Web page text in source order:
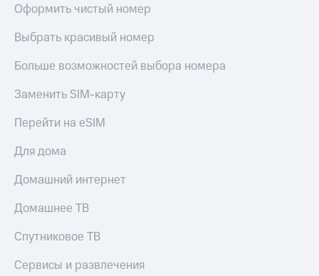
Оформить чистый номер
Выбрать красивый номер
Больше возможностей выбора номера
Заменить SIM-карту
Перейти на eSIM
Для дома
Домашний интернет
Домашнее ТВ
Спутниковое ТВ
Сервисы и развлечения